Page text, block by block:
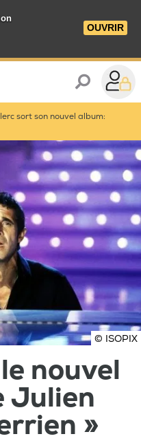
OUVRIR
sort son nouvel album:
© ISOPIX
nouvel
Julien
»